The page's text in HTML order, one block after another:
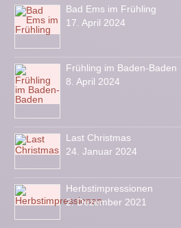
Bad Ems im Frühling
17. April 2024
Frühling im Baden-Baden
8. April 2024
Last Christmas
24. Januar 2024
Herbstimpressionen
2. Dezember 2021